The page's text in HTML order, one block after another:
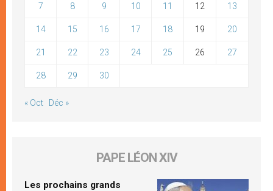
7 8 9 10 11 12 13
14 15 16 17 18 19 20
21 22 23 24 25 26 27
28 29 30
« Oct Déc »
PAPE LÉON XIV
Les prochains grands